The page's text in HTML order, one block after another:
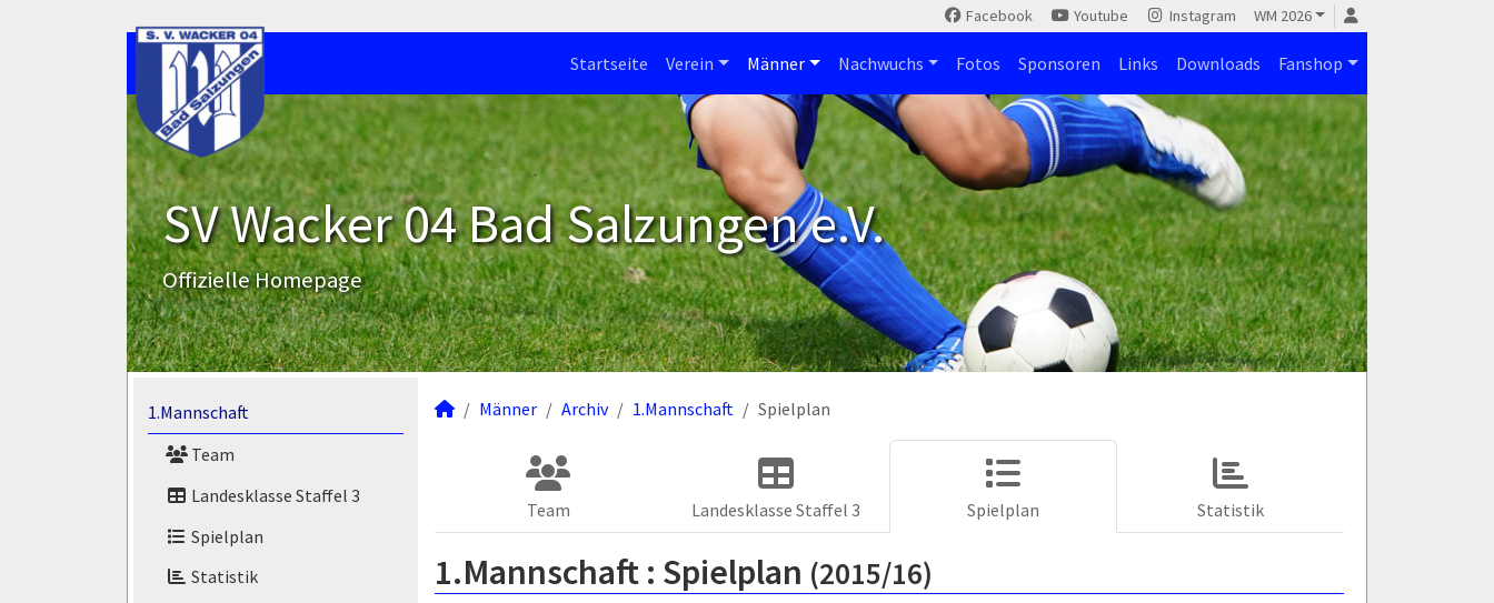
Facebook Youtube Instagram WM 2026
Startseite Verein Männer Nachwuchs Fotos Sponsoren Links Downloads Fanshop
SV Wacker 04 Bad Salzungen e.V.
Offizielle Homepage
1.Mannschaft
Team
Landesklasse Staffel 3
Spielplan
Statistik
Männer Archiv 1.Mannschaft Spielplan
Team Landesklasse Staffel 3 Spielplan Statistik
1.Mannschaft : Spielplan (2015/16)